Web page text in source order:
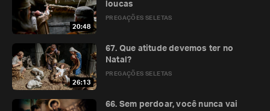
20:48
PREGAÇÕES SELETAS
loucas
26:13
PREGAÇÕES SELETAS
67. Que atitude devemos ter no
Natal?
66. Sem perdoar, você nunca vai